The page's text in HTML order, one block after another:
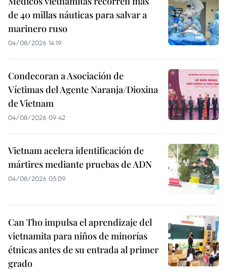
de 40 millas náuticas para salvar a
marinero ruso
04/08/2026 14:19
Condecoran a Asociación de
Víctimas del Agente Naranja/Dioxina
de Vietnam
04/08/2026 09:42
Vietnam acelera identificación de
mártires mediante pruebas de ADN
04/08/2026 05:09
Can Tho impulsa el aprendizaje del
vietnamita para niños de minorías
étnicas antes de su entrada al primer
grado